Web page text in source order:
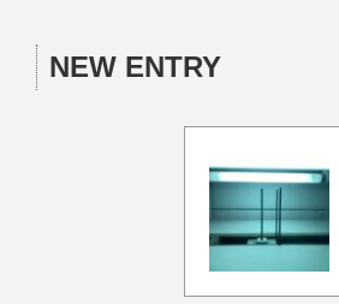
NEW ENTRY